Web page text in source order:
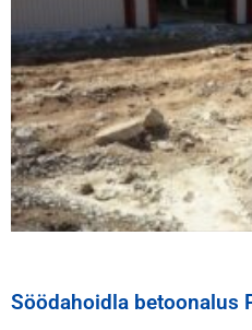
Söödahoidla betoonalus